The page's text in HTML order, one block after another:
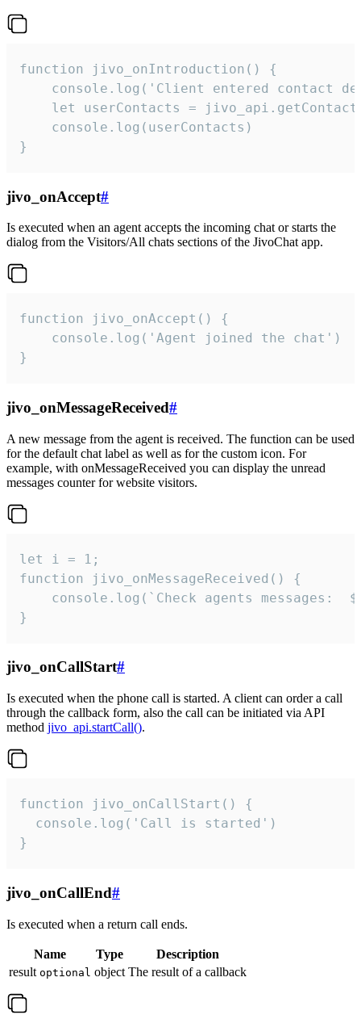
function jivo_onIntroduction() {
console.log('Client entered contact
let userContacts =
    console.log(userContacts)
}
jivo_onAccept#
Is executed when an agent accepts the incoming chat or starts the
dialog from the Visitors/All chats sections of the JivoChat app.
function jivo_onAccept() {
}
jivo_onMessageReceived#
A new message from the agent is received. The function can be used
for the default chat label as well as for the custom icon. For
example, with onMessageReceived you can display the unread
messages counter for website visitors.
let i = 1;
function jivo_onMessageReceived() {
}
jivo_onCallStart#
Is executed when the phone call is started. A client can order a call
through the callback form, also the call can be initiated via API
method jivo_api.startCall().
function jivo_onCallStart() {
  console.log('Call is started')
}
jivo_onCallEnd#
Is executed when a return call ends.
Name Type
Description
result optional object The result of a callback